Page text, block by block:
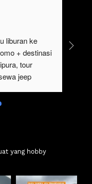
liburan ke
+ destinasi
tour
jeep
yang hobby